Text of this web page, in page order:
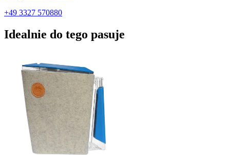
+49 3327 570880
Idealnie do tego pasuje